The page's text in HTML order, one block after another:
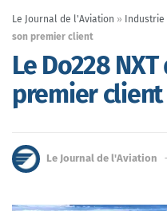
Le Journal de l'Aviation »
son premier client
Le Do228
premier client
Le Journal de l'Aviation